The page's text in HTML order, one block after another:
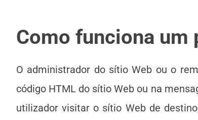
Como funciona um
O administrador do sítio Web ou o
código HTML do sítio Web ou na
utilizador visitar o sítio Web de